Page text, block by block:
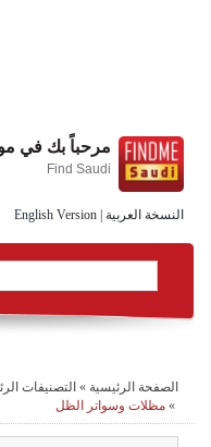
النسخة العربية English Version
مرحباً بك في
Find Saudi
الصفحة الرئيسية » التصنيفات
» مظلات وسواتر الظل